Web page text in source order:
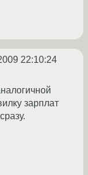
22:10:24
зарплат